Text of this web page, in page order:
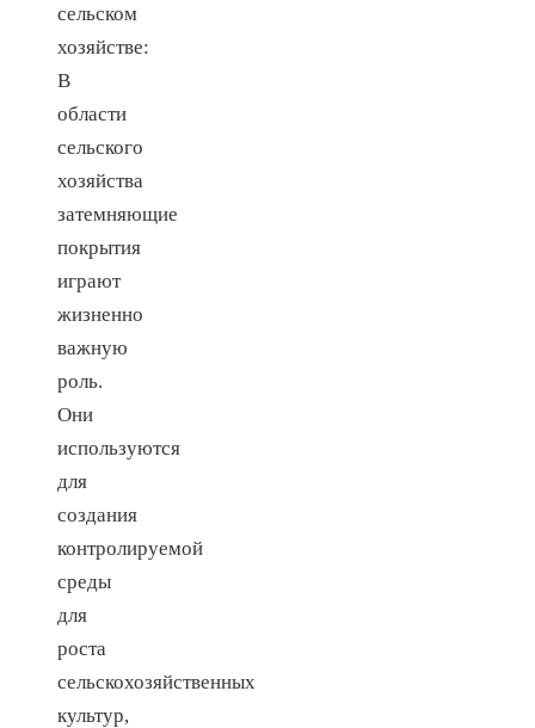
сельском
хозяйстве:
В
области
сельского
хозяйства
затемняющие
покрытия
играют
жизненно
важную
роль.
Они
используются
для
создания
контролируемой
среды
для
роста
сельскохозяйственных
культур,